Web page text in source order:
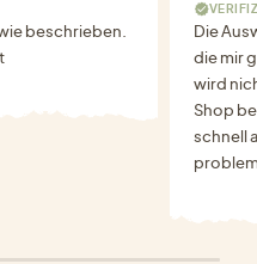
beschrieben.
Die
die mir
wird
Shop
schnell